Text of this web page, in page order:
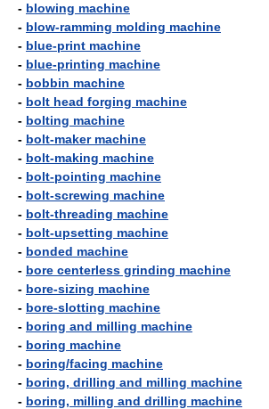
- blowing machine
- blow-ramming molding machine
- blue-print machine
- blue-printing machine
- bobbin machine
- bolt head forging machine
- bolting machine
- bolt-maker machine
- bolt-making machine
- bolt-pointing machine
- bolt-screwing machine
- bolt-threading machine
- bolt-upsetting machine
- bonded machine
- bore centerless grinding machine
- bore-sizing machine
- bore-slotting machine
- boring and milling machine
- boring machine
- boring/facing machine
- boring, drilling and milling machine
- boring, milling and drilling machine